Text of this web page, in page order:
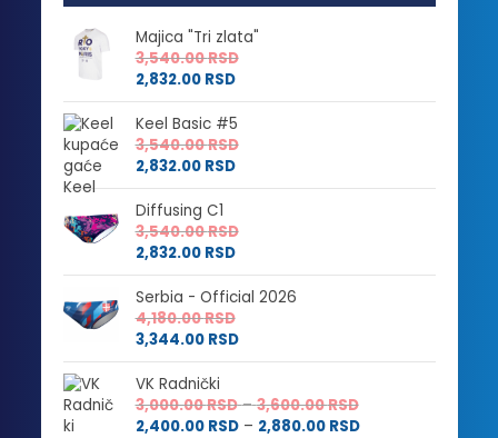
Majica "Tri zlata"
3,540.00RSD
2,832.00 RSD
Keel Basic #5
3,540.00RSD
2,832.00 RSD
Diffusing C1
3,540.00RSD
2,832.00 RSD
Serbia - Official 2026
4,180.00RSD
3,344.00 RSD
VK Radnički
3,000.00RSD – 3,600.00RSDRaspon
cena:
2,400.00 RSD – 2,880.00 RSDRaspon